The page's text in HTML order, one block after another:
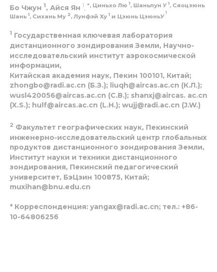
Бо Чжун 1, Айся Ян 1, *, Циньхо Лю 1, Шаньлун У 1, Сяоцзюнь
Шань 1, Сихань Му 2, Лунфэй Ху 1 и Цзюнь ЦзюньУ
1
1 Государственная ключевая лаборатория
дистанционного зондирования Земли, Научно-
исследовательский институт аэрокосмической
информации,
Китайская академия наук, Пекин 100101, Китай;
zhongbo@radi.ac.cn (Б.З.); liuqh@aircas.ac.cn (К.Л.);
wusl420056@aircas.ac.cn (С.В.); shanxj@aircas. ac.cn
(X.S.); hulf@aircas.ac.cn (L.H.); wujj@radi.ac.cn (J.W.)
2 Факультет географических наук, Пекинский
инженерно-исследовательский центр глобальных
продуктов дистанционного зондирования Земли,
Институт науки и техники дистанционного
зондирования, Пекинский педагогический
университет, БэЦзин 100875, Китай;
muxihan@bnu.edu.cn
* Корреспонденция: yangax@radi.ac.cn; тел.: +86-
10-64806256